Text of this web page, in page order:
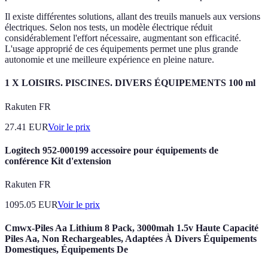
Il existe différentes solutions, allant des treuils manuels aux versions
électriques. Selon nos tests, un modèle électrique réduit
considérablement l'effort nécessaire, augmentant son efficacité.
L'usage approprié de ces équipements permet une plus grande
autonomie et une meilleure expérience en pleine nature.
1 X LOISIRS. PISCINES. DIVERS ÉQUIPEMENTS 100 ml
Rakuten FR
27.41 EURVoir le prix
Logitech 952-000199 accessoire pour équipements de
conférence Kit d'extension
Rakuten FR
1095.05 EURVoir le prix
Cmwx-Piles Aa Lithium 8 Pack, 3000mah 1.5v Haute Capacité
Piles Aa, Non Rechargeables, Adaptées À Divers Équipements
Domestiques, Équipements De